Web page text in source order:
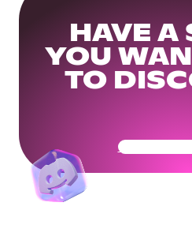
HAVE A
YOU
TO
Get Your